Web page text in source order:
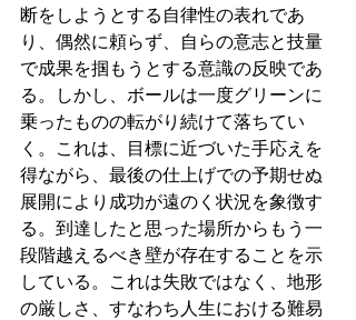
断をしようとする自律性の表れであ
り、偶然に頼らず、自らの意志と技量
で成果を掴もうとする意識の反映であ
る。しかし、ボールは一度グリーンに
乗ったものの転がり続けて落ちてい
く。これは、目標に近づいた手応えを
得ながら、最後の仕上げでの予期せぬ
展開により成功が遠のく状況を象徴す
る。到達したと思った場所からもう一
段階越えるべき壁が存在することを示
している。これは失敗ではなく、地形
の厳しさ、すなわち人生における難易